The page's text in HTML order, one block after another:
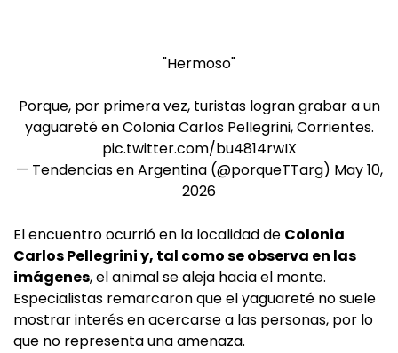
"Hermoso"
Porque, por primera vez, turistas logran grabar a un
yaguareté en Colonia Carlos Pellegrini, Corrientes.
pic.twitter.com/bu4814rwIX
— Tendencias en Argentina (@porqueTTarg) May 10,
2026
El encuentro ocurrió en la localidad de Colonia
Carlos Pellegrini y, tal como se observa en las
imágenes, el animal se aleja hacia el monte.
Especialistas remarcaron que el yaguareté no suele
mostrar interés en acercarse a las personas, por lo
que no representa una amenaza.